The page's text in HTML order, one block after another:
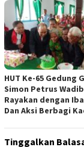
HUT Ke-65 Gedung
Simon Petrus
Rayakan dengan
Dan Aksi Berbagi
Tinggalkan